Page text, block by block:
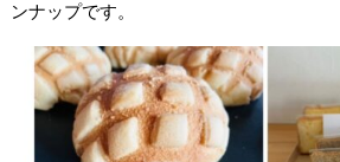
ンナップです。